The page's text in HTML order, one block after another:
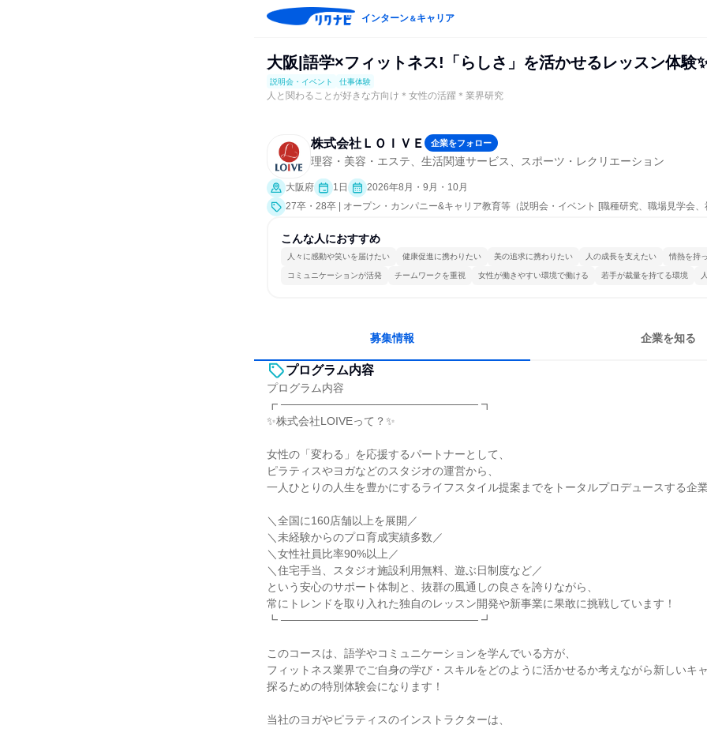
インターン＆キャリア
大阪|語学×フィットネス!「らしさ」を活かせるレッスン体験
説明会・イベント 仕事体験
人と関わることが好きな方向け＊女性の活躍＊業界研究
株式会社ＬＯＩＶＥ 企業をフォロー
理容・美容・エステ、生活関連サービス、スポーツ・レクリエーション
大阪府 1日
2026年8月・9月・10月
27卒・28卒 | オープン・カンパニー&キャリア教育等（説明会・イベント [職種研究、職場見学会
こんな人におすすめ
人々に感動や笑いを届けたい 健康促進に携わりたい 美の追求に携わりたい 人の成長を支えたい 情熱を持
コミュニケーションが活発 チームワークを重視 女性が働きやすい環境で働ける 若手が裁量を持てる環境
募集情報 企業を知る
プログラム内容
プログラム内容
┏ ───────────────────────── ┓
✨株式会社LOIVEって？✨
女性の「変わる」を応援するパートナーとして、
ピラティスやヨガなどのスタジオの運営から、
一人ひとりの人生を豊かにするライフスタイル提案までをトータルプロデュースする企業
＼全国に160店舗以上を展開／
＼未経験からのプロ育成実績多数／
＼女性社員比率90%以上／
＼住宅手当、スタジオ施設利用無料、遊ぶ日制度など／
という安心のサポート体制と、抜群の風通しの良さを誇りながら、
常にトレンドを取り入れた独自のレッスン開発や新事業に果敢に挑戦しています！
┗ ───────────────────────── ┛
このコースは、語学やコミュニケーションを学んでいる方が、
フィットネス業界でご自身の学び・スキルをどのように活かせるか考えながら新しいキ
探るための特別体験会になります！
当社のヨガやピラティスのインストラクターは、